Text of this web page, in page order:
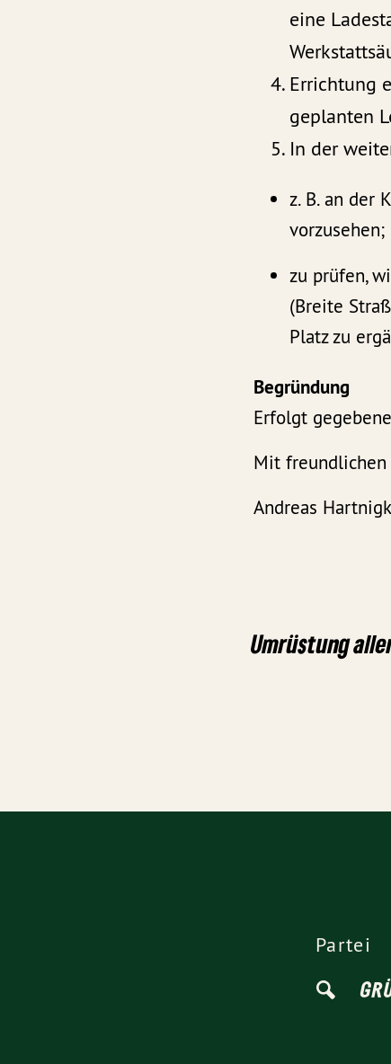
eine
Errichtung
geplanten
In der
z. B. an der
vorzusehen;
zu prüfen,
(Breite
Platz zu
Begründung
Erfolgt
Mit freundlichen
Andreas
Umrüstung
Partei